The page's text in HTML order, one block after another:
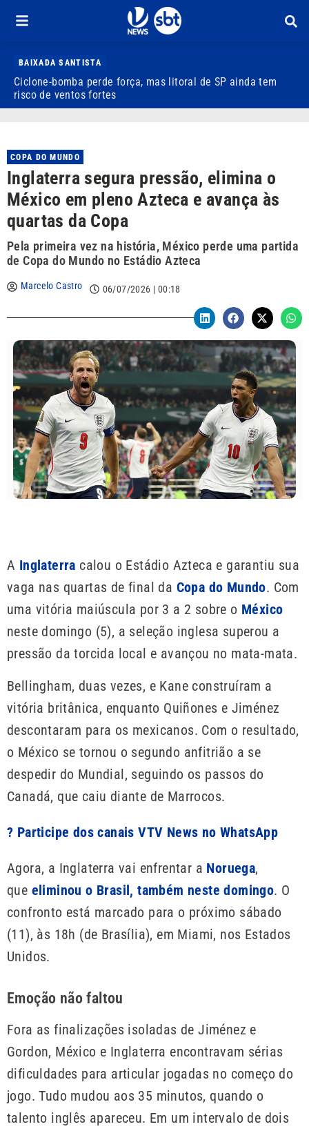
BAIXADA SANTISTA
Ciclone-bomba perde força, mas litoral de SP ainda tem
risco de ventos fortes
COPA DO MUNDO
Inglaterra segura pressão, elimina o
México em pleno Azteca e avança às
quartas da Copa
Pela primeira vez na história, México perde uma partida
de Copa do Mundo no Estádio Azteca
Marcelo Castro 06/07/2026 | 00:18
A Inglaterra calou o Estádio Azteca e garantiu sua
vaga nas quartas de final da Copa do Mundo. Com
uma vitória maiúscula por 3 a 2 sobre o México
neste domingo (5), a seleção inglesa superou a
pressão da torcida local e avançou no mata-mata.
Bellingham, duas vezes, e Kane construíram a
vitória britânica, enquanto Quiñones e Jiménez
descontaram para os mexicanos. Com o resultado,
o México se tornou o segundo anfitrião a se
despedir do Mundial, seguindo os passos do
Canadá, que caiu diante de Marrocos.
? Participe dos canais VTV News no WhatsApp
Agora, a Inglaterra vai enfrentar a Noruega,
que eliminou o Brasil, também neste domingo. O
confronto está marcado para o próximo sábado
(11), às 18h (de Brasília), em Miami, nos Estados
Unidos.
Emoção não faltou
Fora as finalizações isoladas de Jiménez e
Gordon, México e Inglaterra encontravam sérias
dificuldades para articular jogadas no começo do
jogo. Tudo mudou aos 35 minutos, quando o
talento inglês apareceu. Em um intervalo de dois